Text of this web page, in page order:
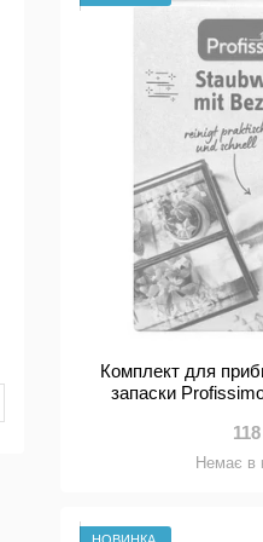
Комплект для
запаски
Немає в
НОВИНКА